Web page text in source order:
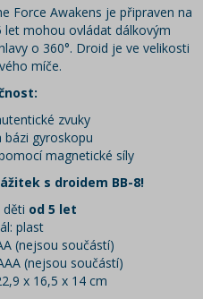
Force Awakens je připraven na
let mohou ovládat dálkovým
o 360°. Droid je ve velikosti
míče.
zvuky
bázi gyroskopu
magnetické síly
s droidem BB-8!
od 5 let
plast
(nejsou součástí)
(nejsou součástí)
x 16,5 x 14 cm